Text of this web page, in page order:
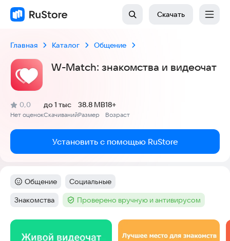
Скачать
Главная Каталог Общение
W-Match: знакомства и видеочат
Рейтинг:
0,0
(
Нет оценок
)
Скачиваний
до 1 тыс
Размер
38.8 MB
Возраст
18+
Установить с помощью RuStore
Категория:
Общение Тег:
Социальные
Тег:
Знакомства Тег :Проверено вручную и антивирусом
Скриншоты